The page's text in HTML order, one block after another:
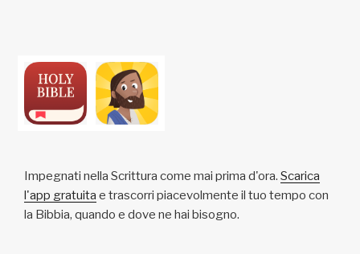
Impegnati nella Scrittura come mai prima d'ora. Scarica
l'app gratuita e trascorri piacevolmente il tuo tempo con
la Bibbia, quando e dove ne hai bisogno.